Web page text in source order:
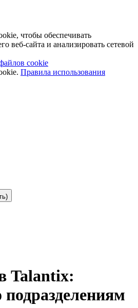
чтобы обеспечивать
веб-сайта и анализировать сетевой
cookie
Правила использования
Talantix: